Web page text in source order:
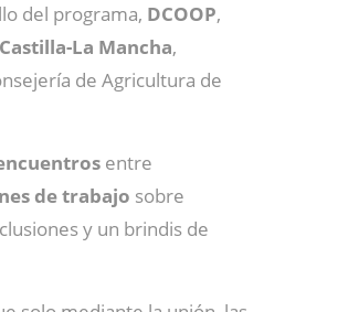
del programa, DCOOP,
La Mancha,
de Agricultura de
entre
de trabajo sobre
y un brindis de